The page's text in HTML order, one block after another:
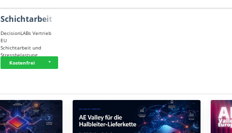
Schichtarbeit u…
DecisionLABs Vertrieb
EU
Schichtarbeit und
Stressbelastung
Kostenfrei